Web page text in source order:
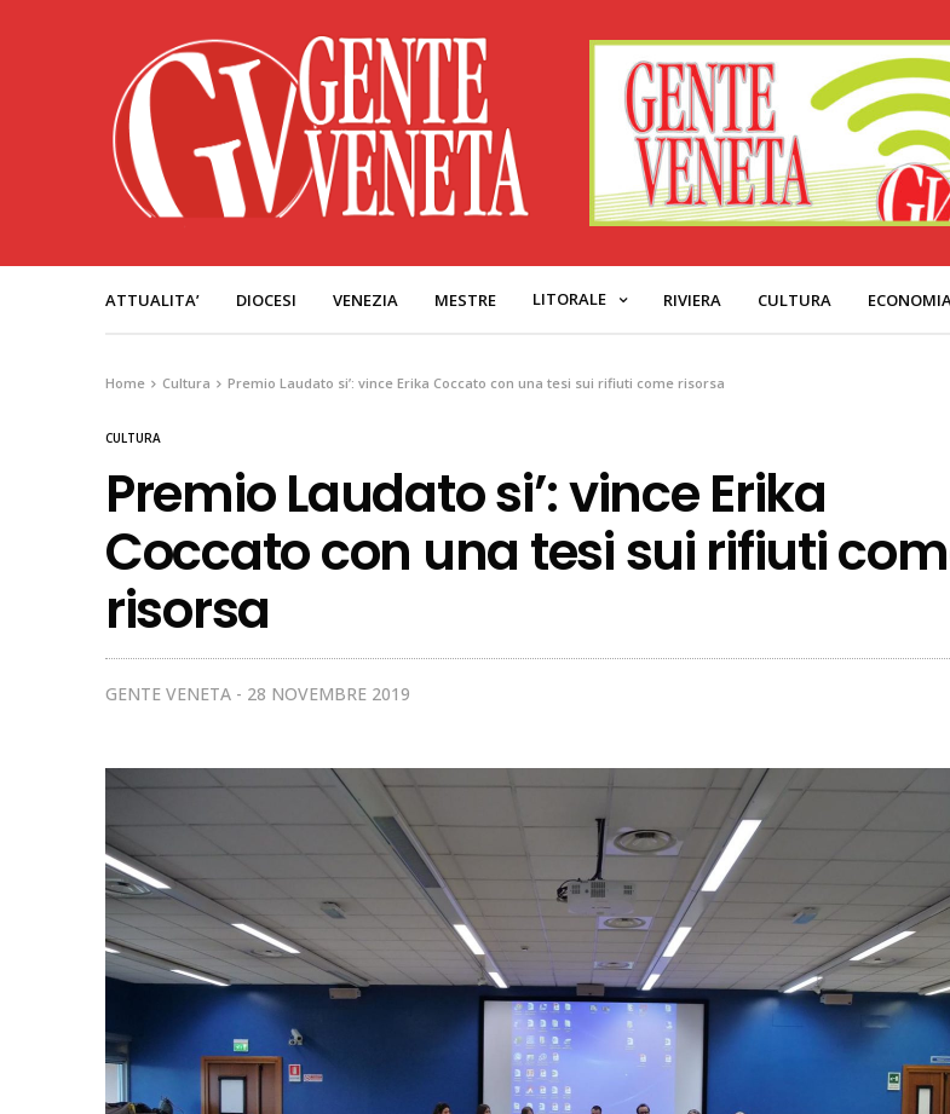
ATTUALITA’ DIOCESI VENEZIA MESTRE LITORALE RIVIERA CULTURA ECONOMIA
Home Cultura Premio Laudato si’: vince Erika Coccato con una tesi sui rifiuti come risorsa
CULTURA
Premio Laudato si’: vince Erika
Coccato con una tesi sui rifiuti
risorsa
GENTE VENETA 28 NOVEMBRE 2019